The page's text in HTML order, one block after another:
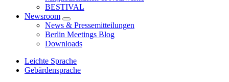
BESTIVAL
Newsroom
News & Pressemitteilungen
Berlin Meetings Blog
Downloads
Leichte Sprache
Gebärdensprache